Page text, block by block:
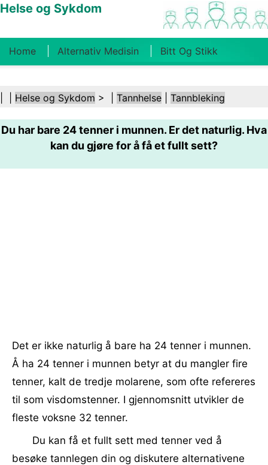
Helse og Sykdom
Home Alternativ Medisin Bitt Og Stikk
Kosthold Og Ernæring Familiehelse
Helsebransjen Psykisk Helse Folkehelse Og
Helse og Sykdom > | Tannhelse Tannbleking
Du har bare 24 tenner i munnen. Er det naturlig. Hva
kan du gjøre for å få et fullt sett?
Det er ikke naturlig å bare ha 24 tenner i munnen.
Å ha 24 tenner i munnen betyr at du mangler fire
tenner, kalt de tredje molarene, som ofte refereres
til som visdomstenner. I gjennomsnitt utvikler de
fleste voksne 32 tenner.
Du kan få et fullt sett med tenner ved å
besøke tannlegen din og diskutere alternativene